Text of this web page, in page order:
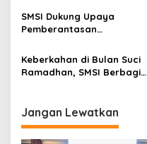
s
Bertanggung Jawab
SMSI Dukung Upaya
Pemberantasan
Keberkahan di Bulan Suci
Ramadhan, SMSI Berbagi
Jangan Lewatkan